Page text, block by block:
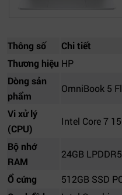
Thông số
Chi tiết
Thương hiệu HP
Dòng sản
phẩm
OmniBook 5
Vi xử lý
(CPU)
Intel Core 7
Bộ nhớ
RAM
24GB LPDDR5
Ổ cứng
512GB SSD